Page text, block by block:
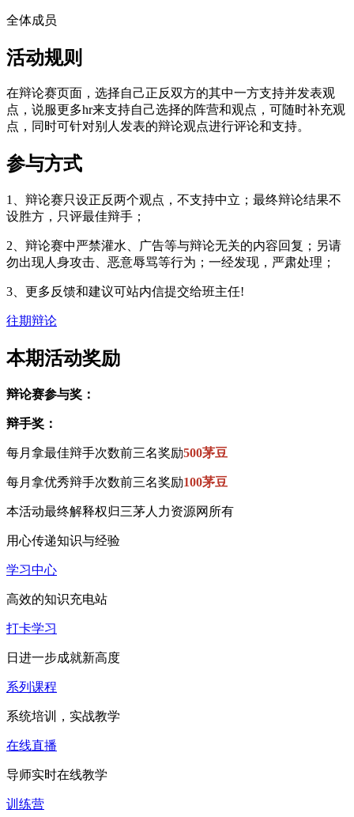
全体成员
活动规则
在辩论赛页面，选择自己正反双方的其中一方支持并发表观
点，说服更多hr来支持自己选择的阵营和观点，可随时补充观
点，同时可针对别人发表的辩论观点进行评论和支持。
参与方式
1、辩论赛只设正反两个观点，不支持中立；最终辩论结果不
设胜方，只评最佳辩手；
2、辩论赛中严禁灌水、广告等与辩论无关的内容回复；另请
勿出现人身攻击、恶意辱骂等行为；一经发现，严肃处理；
3、更多反馈和建议可站内信提交给班主任!
往期辩论
本期活动奖励
辩论赛参与奖：
辩手奖：
每月拿最佳辩手次数前三名奖励500茅豆
每月拿优秀辩手次数前三名奖励100茅豆
本活动最终解释权归三茅人力资源网所有
用心传递知识与经验
学习中心
高效的知识充电站
打卡学习
日进一步成就新高度
系列课程
系统培训，实战教学
在线直播
导师实时在线教学
训练营